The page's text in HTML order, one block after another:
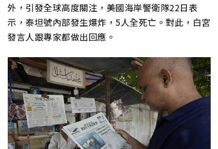
外，引發全球高度關注，美國海岸警衛隊22日表
示，泰坦號內部發生爆炸，5人全死亡。對此，白宮
發言人跟專家都做出回應。